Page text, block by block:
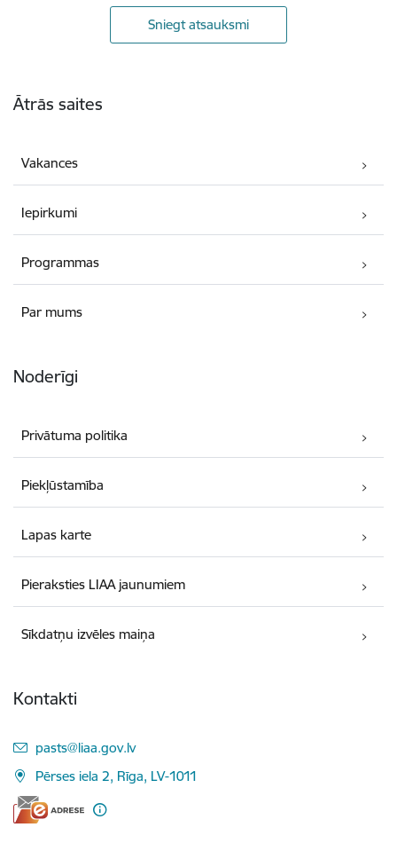
Sniegt atsauksmi
Ātrās saites
Vakances
Iepirkumi
Programmas
Par mums
Noderīgi
Privātuma politika
Piekļūstamība
Lapas karte
Pieraksties LIAA jaunumiem
Sīkdatņu izvēles maiņa
Kontakti
E-pasts:
pasts@liaa.gov.lv
Pērses iela 2, Rīga, LV-1011